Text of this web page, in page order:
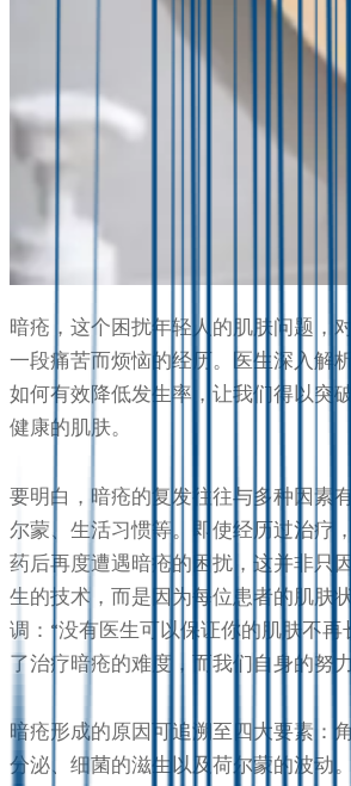
暗疮，这个困扰年轻人的肌肤问题，
一段痛苦而烦恼的经历。医生深入解
如何有效降低发生率，让我们得以突
健康的肌肤。
要明白，暗疮的复发往往与多种因素
尔蒙、生活习惯等。即使经历过治疗
药后再度遭遇暗疮的困扰，这并非只
生的技术，而是因为每位患者的肌肤
调：“没有医生可以保证你的肌肤不再
了治疗暗疮的难度，而我们自身的努
暗疮形成的原因可追溯至四大要素：
分泌、细菌的滋生以及荷尔蒙的波动